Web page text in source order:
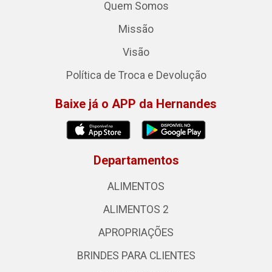
Quem Somos
Missão
Visão
Política de Troca e Devolução
Baixe já o APP da Hernandes
Departamentos
ALIMENTOS
ALIMENTOS 2
APROPRIAÇÕES
BRINDES PARA CLIENTES